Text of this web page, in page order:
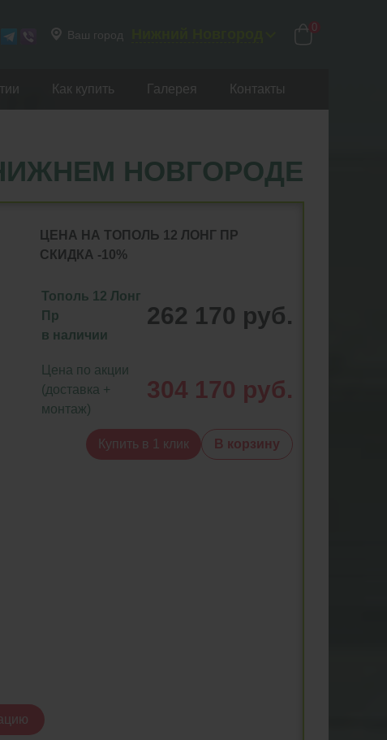
Ваш город
0
Как купить Галерея Контакты
НОВГОРОДЕ
ЦЕНА НА ТОПОЛЬ 12 ЛОНГ ПР
СКИДКА -10%
Тополь 12 Лонг
Пр
в наличии
262 170 руб.
Цена по акции
(доставка +
монтаж)
304 170 руб.
Купить в 1 клик В корзину